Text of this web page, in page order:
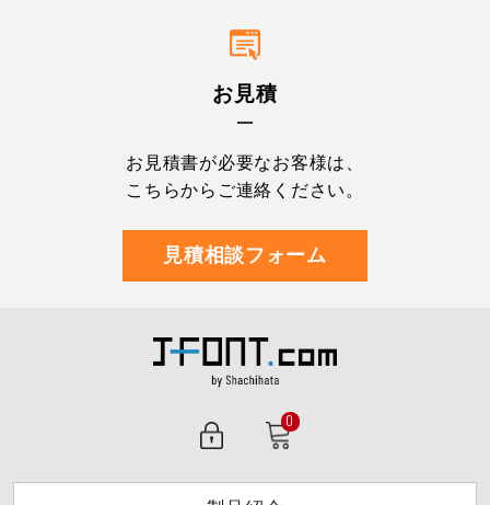
お見積
お見積書が必要なお客様は、
こちらからご連絡ください。
見積相談フォーム
0